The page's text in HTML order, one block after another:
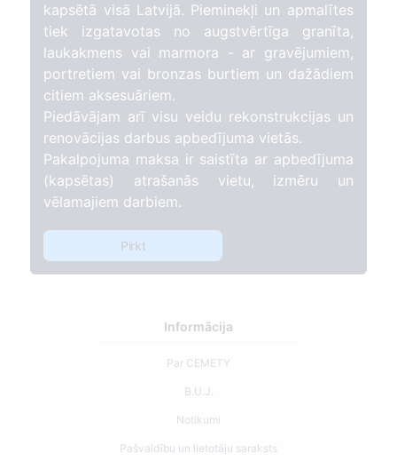
kapsētā visā Latvijā. Pieminekļi un apmalītes
tiek izgatavotas no augstvērtīga granīta,
laukakmens vai marmora - ar gravējumiem,
portretiem vai bronzas burtiem un dažādiem
citiem aksesuāriem.
Piedāvājam arī visu veidu rekonstrukcijas un
renovācijas darbus apbedījuma vietās.
Pakalpojuma maksa ir saistīta ar apbedījuma
(kapsētas) atrašanās vietu, izmēru un
vēlamajiem darbiem.
Pirkt
Informācija
Par CEMETY
B.U.J.
Notikumi
Pašvaldību un lietotāju saraksts